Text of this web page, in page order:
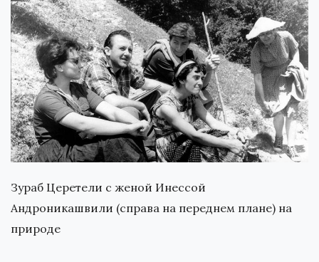
Зураб Церетели с женой Инессой
Андроникашвили (справа на переднем плане) на
природе